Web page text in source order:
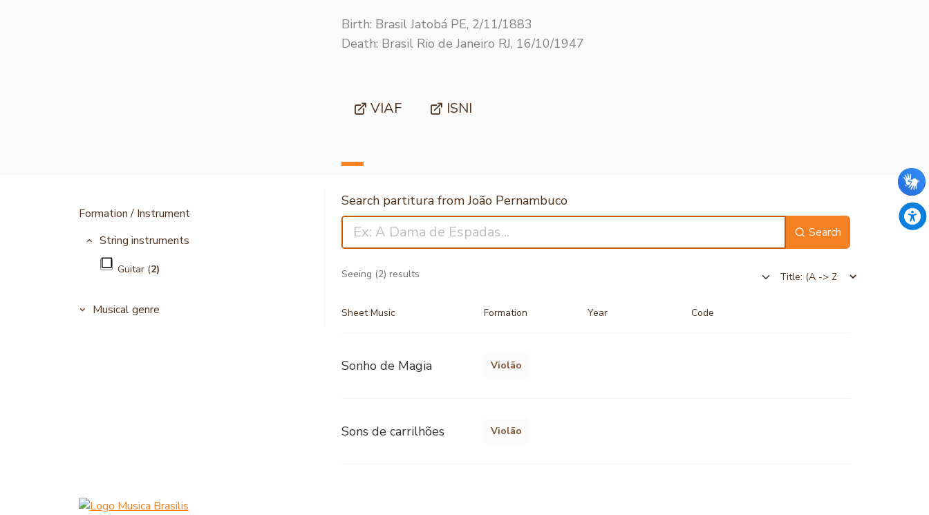
Birth: Brasil Jatobá PE, 2/11/1883
Death: Brasil Rio de Janeiro RJ, 16/10/1947
VIAF ISNI
Formation / Instrument
String instruments
Guitar (2)
Musical genre
Search partitura from João Pernambuco
Search
Seeing (2) results
Sheet Music Formation Year Code
Sonho de Magia Violão
Sons de carrilhões Violão